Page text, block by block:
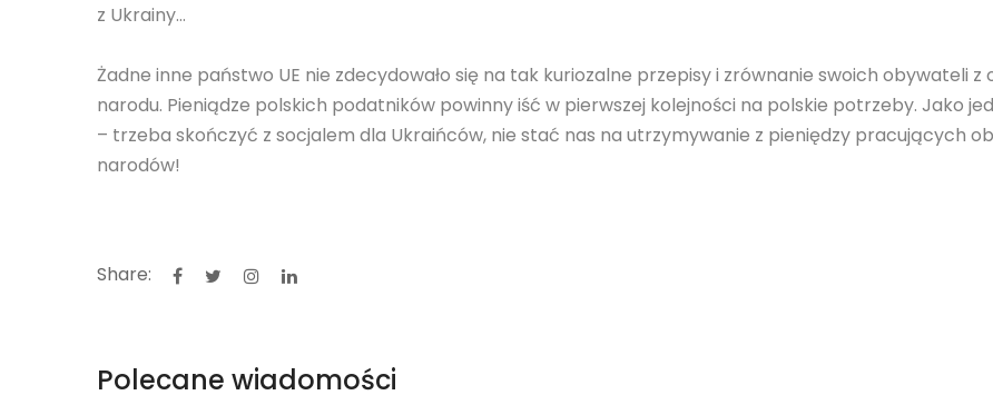
z Ukrainy…
Żadne inne państwo UE nie zdecydowało się na tak kuriozalne przepisy i zrównanie swoich obywateli
narodu. Pieniądze polskich podatników powinny iść w pierwszej kolejności na polskie potrzeby. Jako
– trzeba skończyć z socjalem dla Ukraińców, nie stać nas na utrzymywanie z pieniędzy pracujących
narodów!
Share:
Polecane wiadomości